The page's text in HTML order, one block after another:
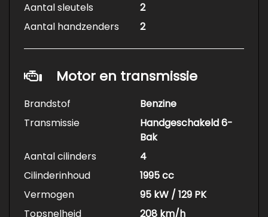
Aantal sleutels
2
Aantal handzenders
2
Motor en transmissie
Brandstof
Benzine
Transmissie
Handgeschakeld 6-
Bak
Aantal cilinders
4
Cilinderinhoud
1995 cc
Vermogen
95 kW / 129 PK
Topsnelheid
208 km/h